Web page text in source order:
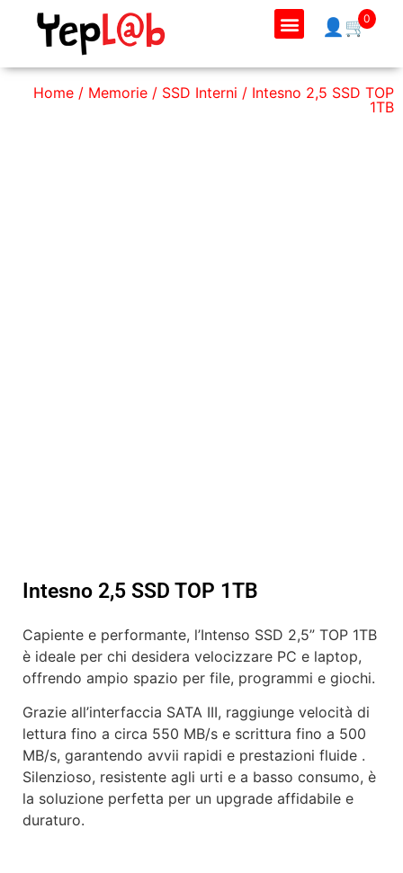
👤 🛒0
Home / Memorie / SSD Interni / Intesno 2,5 SSD TOP
1TB
Intesno 2,5 SSD TOP 1TB
Capiente e performante, l’Intenso SSD 2,5” TOP 1TB
è ideale per chi desidera velocizzare PC e laptop,
offrendo ampio spazio per file, programmi e giochi.
Grazie all’interfaccia SATA III, raggiunge velocità di
lettura fino a circa 550 MB/s e scrittura fino a 500
MB/s, garantendo avvii rapidi e prestazioni fluide .
Silenzioso, resistente agli urti e a basso consumo, è
la soluzione perfetta per un upgrade affidabile e
duraturo.